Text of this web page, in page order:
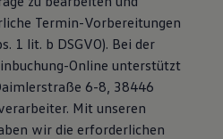
Termin-Vorbereitungen
1 lit. b DSGVO). Bei der
Online unterstützt
6-8, 38446
Mit unseren
wir die erforderlichen